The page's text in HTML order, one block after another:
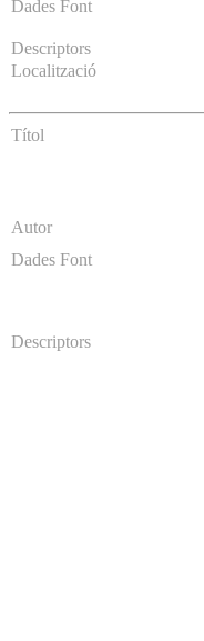
Dades Font
Descriptors
Localització
Títol
Autor
Dades Font
Descriptors